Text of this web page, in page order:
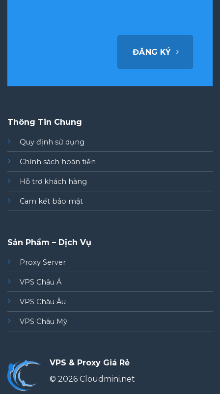
ĐĂNG KÝ
Thông Tin Chung
Quy định sử dụng
Chính sách hoàn tiền
Hỗ trợ khách hàng
Cam kết bảo mật
Sản Phẩm – Dịch Vụ
Proxy Server
VPS Châu Á
VPS Châu Âu
VPS Châu Mỹ
VPS & Proxy Giá Rẻ
© 2026 Cloudmini.net